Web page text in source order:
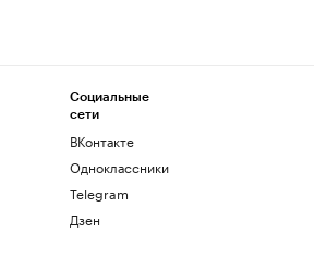
Социальные
сети
ВКонтакте
Одноклассники
Telegram
Дзен